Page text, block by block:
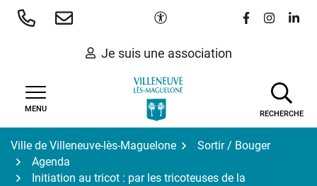
Aller
Paramètres d'accessibilité
Lien vers le
Lien vers
Lien
Je suis une association
MENU
RECHERCHE
Ville de Villeneuve-lès-Maguelone
Sortir / Bouger
Agenda
Initiation au tricot : par les tricoteuses de la